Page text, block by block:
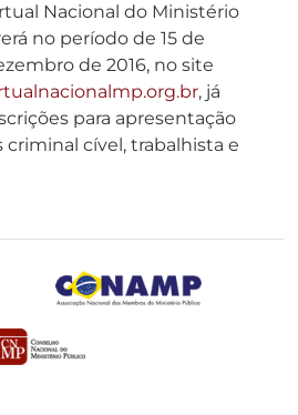
Nacional do Ministério
no período de 15 de
de 2016, no site
, já
para apresentação
criminal cível, trabalhista e